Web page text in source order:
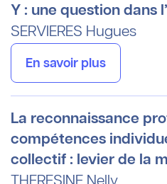
Y : une question dans
SERVIERES Hugues
En savoir plus
La reconnaissance
compétences
collectif : levier de la
THERESINE Nelly